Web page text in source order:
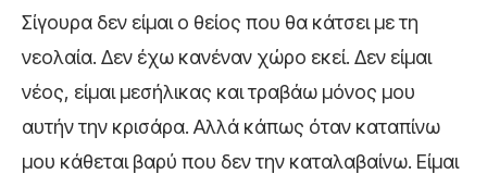
Σίγουρα δεν είμαι ο θείος που θα κάτσει με τη
νεολαία. Δεν έχω κανέναν χώρο εκεί. Δεν είμαι
νέος, είμαι μεσήλικας και τραβάω μόνος μου
αυτήν την κρισάρα. Αλλά κάπως όταν καταπίνω
μου κάθεται βαρύ που δεν την καταλαβαίνω. Είμαι